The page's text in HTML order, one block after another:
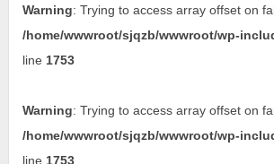
Warning: Trying to access array offset on
/home/wwwroot/sjqzb/wwwroot/wp-
line 1753
Warning: Trying to access array offset on
/home/wwwroot/sjqzb/wwwroot/wp-
line 1753